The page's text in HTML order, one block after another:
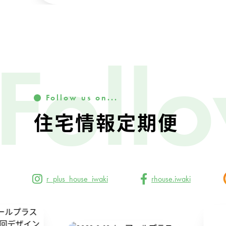
Follow us on...
住宅情報定期便
r_plus_house_iwaki rhouse.iwaki